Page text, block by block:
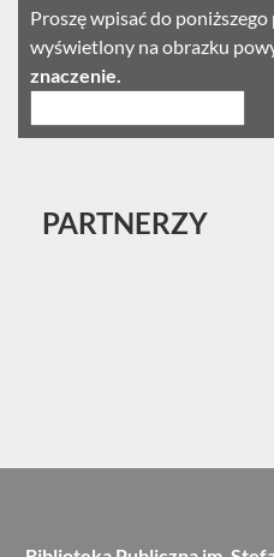
Proszę wpisać do
wyświetlony na obrazku
znaczenie.
PARTNERZY